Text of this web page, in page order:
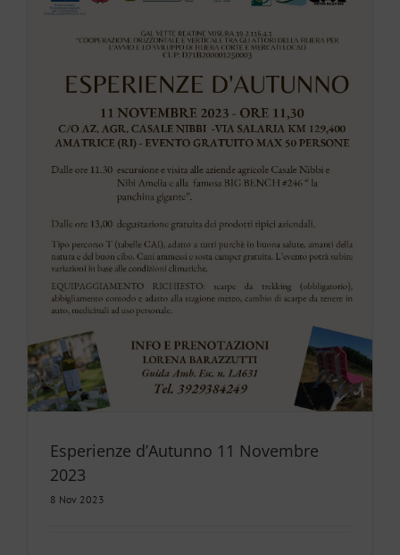
Esperienze d’Autunno 11 Novembre
2023
8 Nov 2023